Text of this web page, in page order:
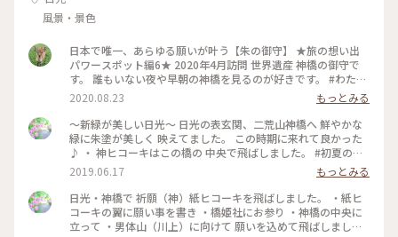
風景・景色
日本で唯一、あらゆる願いが叶う【朱の御守】 ★旅の想い出
パワースポット編6★ 2020年4月訪問 世界遺産 神橋の御守で
す。 誰もいない夜や早朝の神橋を見るのが好きです。 #わたし
の旅 #旅の想い出 #神橋 #日光 #御守 #朱の御守 #世界遺産 #ラ
イトアップ #橋
2020.08.23
もっとみる
〜新緑が美しい日光〜 日光の表玄関、二荒山神橋へ 鮮やかな
緑に朱塗が美しく 映えてました。 この時期に来れて良かった
♪ ・ 神ヒコーキはこの橋の 中央で飛ばしました。 #初夏の彩
り #夏旅2019 #日光#日光ことりっぷ#二荒山神橋#神橋
2019.06.17
もっとみる
日光・神橋で 祈願（神）紙ヒコーキを飛ばしました。 ・紙ヒ
コーキの翼に願い事を書き ・橋姫社にお参り ・神橋の中央に
立って ・男体山（川上）に向けて 願いを込めて飛ばしました